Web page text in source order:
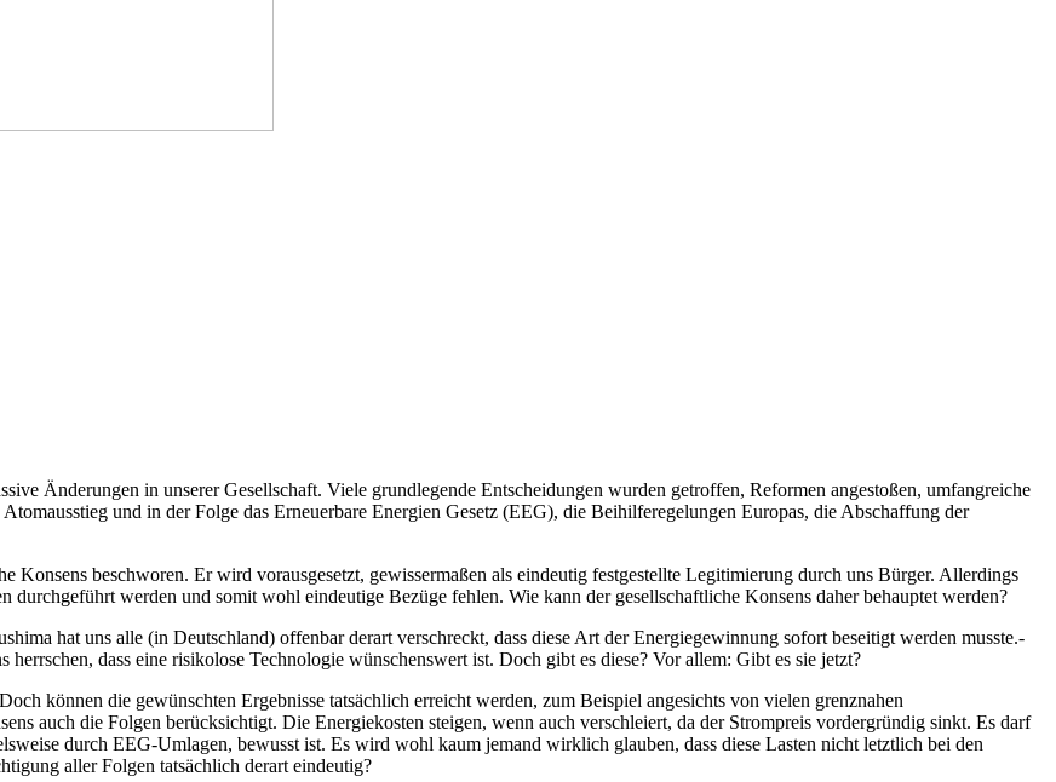
Änderungen in unserer Gesellschaft. Viele grundlegende Entscheidungen wurden getroffen, Reformen angestoßen, umfangreiche
und in der Folge das Erneuerbare Energien Gesetz (EEG), die Beihilferegelungen Europas, die Abschaffung der
Konsens beschworen. Er wird vorausgesetzt, gewissermaßen als eindeutig festgestellte Legitimierung durch uns Bürger. Allerdings
durchgeführt werden und somit wohl eindeutige Bezüge fehlen. Wie kann der gesellschaftliche Konsens daher behauptet werden?
hat uns alle (in Deutschland) offenbar derart verschreckt, dass diese Art der Energie­gewinnung sofort beseitigt werden musste.­
dass eine risikolose Technologie wünschenswert ist. Doch gibt es diese? Vor allem: Gibt es sie jetzt?
können die gewünschten Ergebnisse tatsächlich erreicht werden, zum Beispiel angesichts von vielen grenznahen
auch die Folgen berücksichtigt. Die Energiekosten steigen, wenn auch verschleiert, da der Strompreis vordergründig sinkt. Es darf
durch EEG-Umlagen, bewusst ist. Es wird wohl kaum jemand wirklich glauben, dass diese Lasten­ nicht letztlich bei den
aller Folgen tatsächlich derart eindeutig?